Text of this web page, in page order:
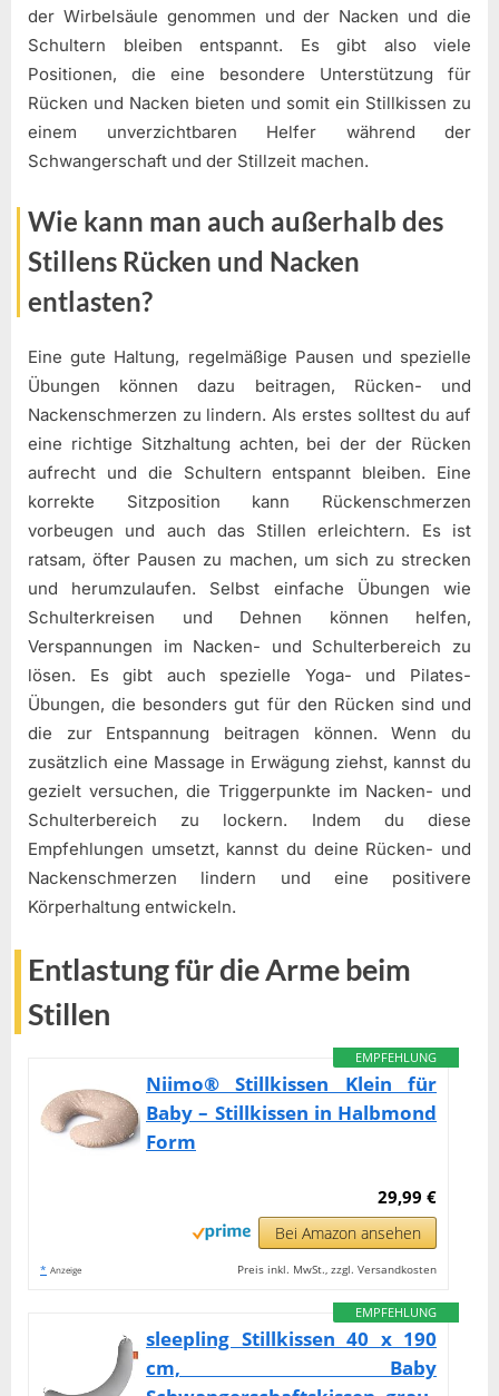
der Wirbelsäule genommen und der Nacken und die
Schultern bleiben entspannt. Es gibt also viele
Positionen, die eine besondere Unterstützung für
Rücken und Nacken bieten und somit ein Stillkissen zu
einem unverzichtbaren Helfer während der
Schwangerschaft und der Stillzeit machen.
Wie kann man auch außerhalb des
Stillens Rücken und Nacken
entlasten?
Eine gute Haltung, regelmäßige Pausen und spezielle
Übungen können dazu beitragen, Rücken- und
Nackenschmerzen zu lindern. Als erstes solltest du auf
eine richtige Sitzhaltung achten, bei der der Rücken
aufrecht und die Schultern entspannt bleiben. Eine
korrekte Sitzposition kann Rückenschmerzen
vorbeugen und auch das Stillen erleichtern. Es ist
ratsam, öfter Pausen zu machen, um sich zu strecken
und herumzulaufen. Selbst einfache Übungen wie
Schulterkreisen und Dehnen können helfen,
Verspannungen im Nacken- und Schulterbereich zu
lösen. Es gibt auch spezielle Yoga- und Pilates-
Übungen, die besonders gut für den Rücken sind und
die zur Entspannung beitragen können. Wenn du
zusätzlich eine Massage in Erwägung ziehst, kannst du
gezielt versuchen, die Triggerpunkte im Nacken- und
Schulterbereich zu lockern. Indem du diese
Empfehlungen umsetzt, kannst du deine Rücken- und
Nackenschmerzen lindern und eine positivere
Körperhaltung entwickeln.
Entlastung für die Arme beim
Stillen
EMPFEHLUNG
Niimo® Stillkissen Klein für
Baby – Stillkissen in Halbmond
Form
29,99 €
Bei Amazon ansehen
* Anzeige Preis inkl. MwSt., zzgl. Versandkosten
EMPFEHLUNG
sleepling Stillkissen 40 x 190
cm, Baby